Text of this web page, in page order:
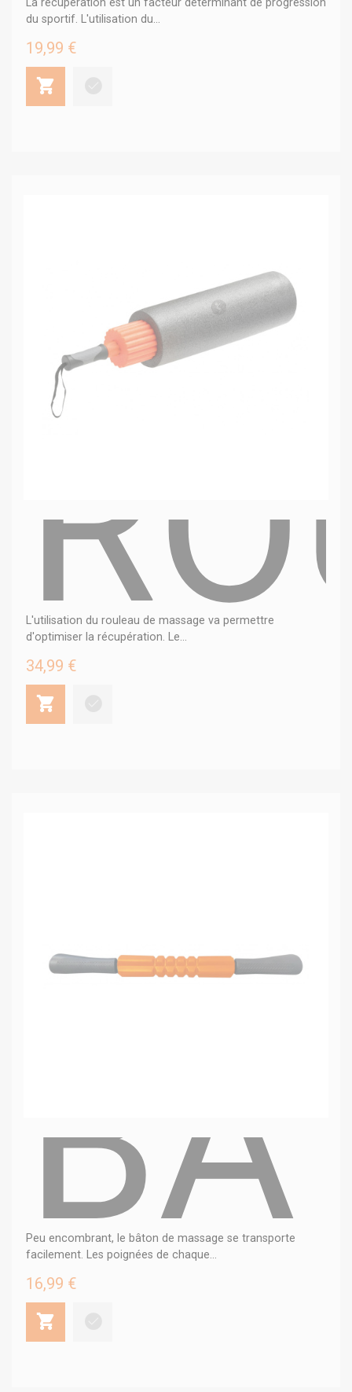
La récupération est un facteur déterminant de progression
du sportif. L'utilisation du...
19,99 €
L'utilisation du rouleau de massage va permettre
d'optimiser la récupération. Le...
34,99 €
Peu encombrant, le bâton de massage se transporte
facilement. Les poignées de chaque...
16,99 €